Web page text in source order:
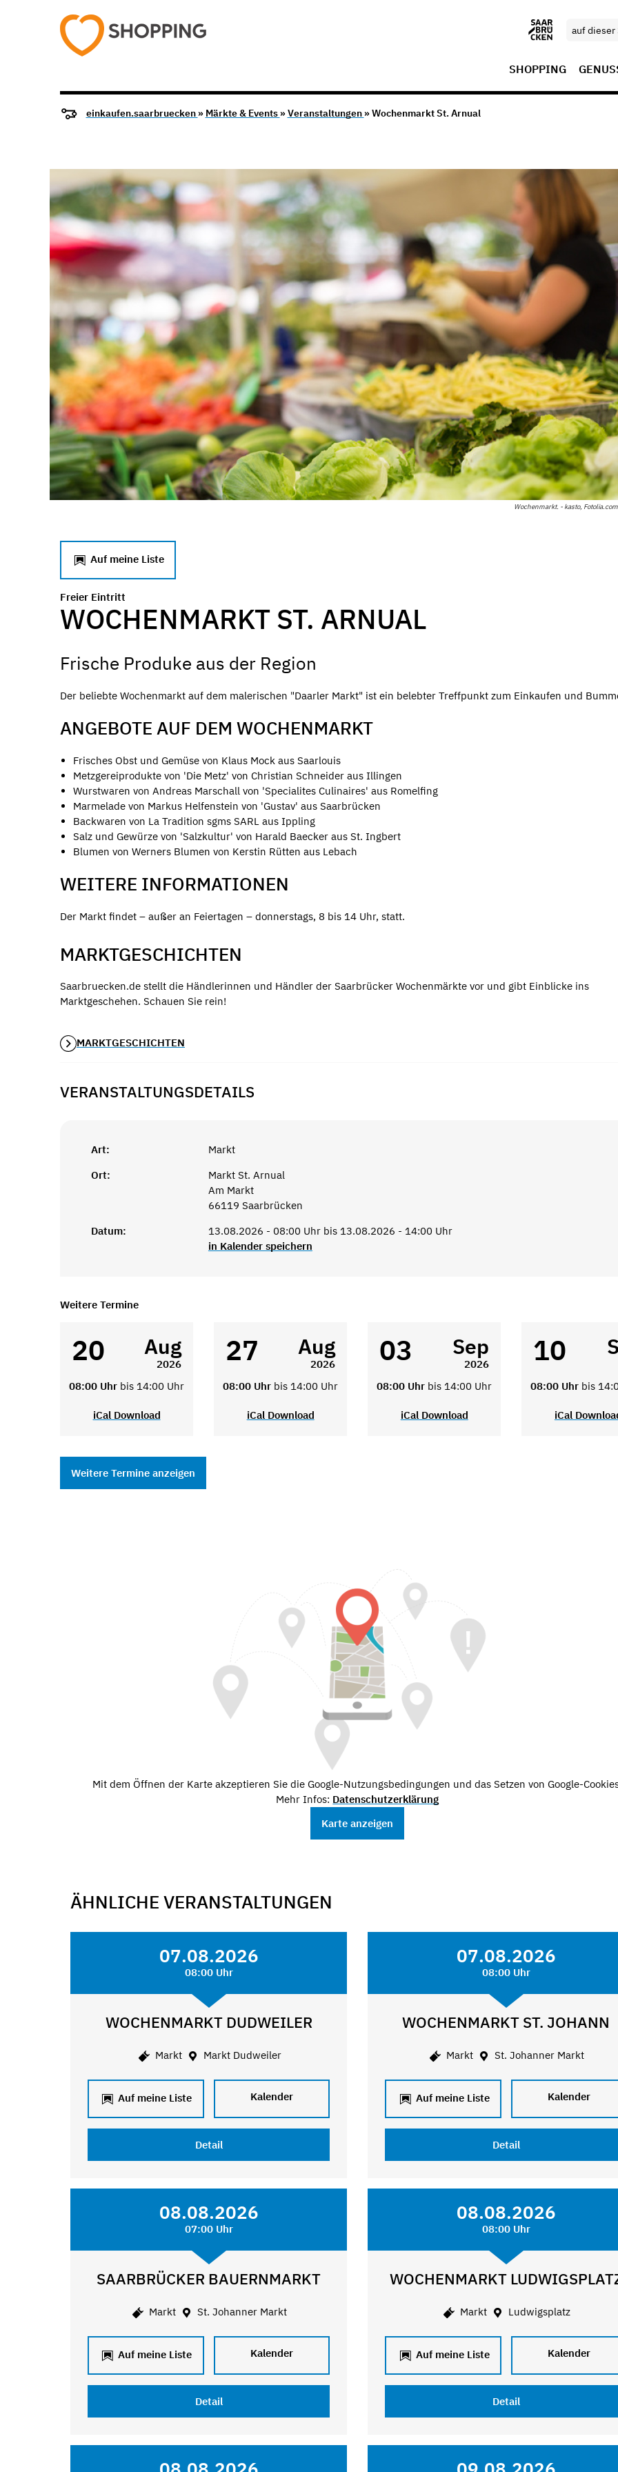
SHOPPING
einkaufen.saarbruecken » Märkte & Events »Veranstaltungen » Wochenmarkt St. Arnual
Wochenmarkt. - kasto, Fotolia.com
Auf meine Liste
Freier Eintritt
WOCHENMARKT ST. ARNUAL
Frische Produke aus der Region
Der beliebte Wochenmarkt auf dem malerischen "Daarler Markt" ist ein belebter Treffpunkt zum Einkaufen und
ANGEBOTE AUF DEM WOCHENMARKT
Frisches Obst und Gemüse von Klaus Mock aus Saarlouis
Metzgereiprodukte von 'Die Metz' von Christian Schneider aus Illingen
Wurstwaren von Andreas Marschall von 'Specialites Culinaires' aus Romelfing
Marmelade von Markus Helfenstein von 'Gustav' aus Saarbrücken
Backwaren von La Tradition sgms SARL aus Ippling
Salz und Gewürze von 'Salzkultur' von Harald Baecker aus St. Ingbert
Blumen von Werners Blumen von Kerstin Rütten aus Lebach
WEITERE INFORMATIONEN
Der Markt findet – außer an Feiertagen – donnerstags, 8 bis 14 Uhr, statt.
MARKTGESCHICHTEN
Saarbruecken.de stellt die Händlerinnen und Händler der Saarbrücker Wochenmärkte vor und gibt Einblicke ins
Marktgeschehen. Schauen Sie rein!
MARKTGESCHICHTEN
VERANSTALTUNGSDETAILS
Art:
Markt
Ort:
Markt St. Arnual
Am Markt
66119 Saarbrücken
Datum:
13.08.2026 - 08:00 Uhr bis 13.08.2026 - 14:00 Uhr
in Kalender speichern
Weitere Termine
20 Aug
2026
08:00 Uhr bis 14:00 Uhr
iCal Download
27 Aug
2026
08:00 Uhr bis 14:00 Uhr
iCal Download
03 Sep
2026
08:00 Uhr bis 14:00 Uhr
iCal Download
10
08:00 Uhr bis
iCal
Weitere Termine anzeigen
Mit dem Öffnen der Karte akzeptieren Sie die Google-Nutzungsbedingungen und das Setzen von Google-
Mehr Infos: Datenschutzerklärung
Karte anzeigen
ÄHNLICHE VERANSTALTUNGEN
07.08.2026
08:00 Uhr
WOCHENMARKT DUDWEILER
Markt Markt Dudweiler
Auf meine Liste Kalender
Detail
07.08.2026
08:00 Uhr
WOCHENMARKT ST. JOHANN
Markt St. Johanner Markt
Auf meine Liste Kalender
Detail
08.08.2026
07:00 Uhr
SAARBRÜCKER BAUERNMARKT
Markt St. Johanner Markt
Auf meine Liste Kalender
Detail
08.08.2026
08:00 Uhr
WOCHENMARKT
Markt Ludwigsplatz
Auf meine Liste Kalender
Detail